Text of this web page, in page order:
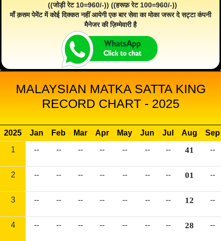
((जोड़ी रेट 10=960/-)) ((हरूफ़ रेट 100=960/-))
माँ क़सम पेमेंट में कोई दिक्कत नहीं आयेगी एक बार सेवा का मोका जरूर दे सट्टा कंपनी
मैनेजर की ज़िम्मेवारी है
MALAYSIAN MATKA SATTA KING
RECORD CHART - 2025
2025 Jan Feb Mar Apr May Jun Jul Aug
Sep
1
-- -- -- -- -- -- -- 41 --
2 -- -- -- -- -- -- -- 01 --
3 -- -- -- -- -- -- -- 12 --
4 -- -- -- -- -- -- -- 28 --